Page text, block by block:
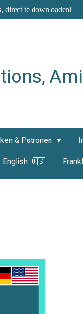
direct te downloaden!
& Patronen
English 🇺🇸